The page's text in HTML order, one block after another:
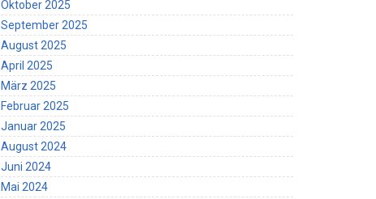
Oktober 2025
September 2025
August 2025
April 2025
März 2025
Februar 2025
Januar 2025
August 2024
Juni 2024
Mai 2024